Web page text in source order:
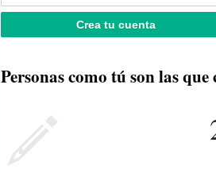
Personas como tú son las